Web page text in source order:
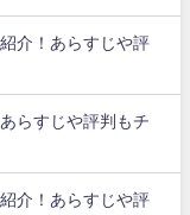
介！あらすじや評
らすじや評判もチ
介！あらすじや評